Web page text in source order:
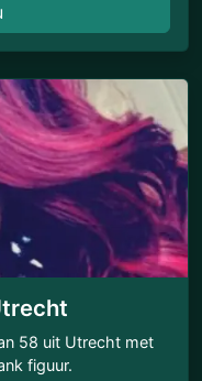
58 uit Utrecht met
figuur.